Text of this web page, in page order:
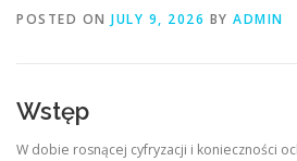
POSTED ON JULY 9, 2026 BY ADMIN
Wstęp
W dobie rosnącej cyfryzacji i konieczności